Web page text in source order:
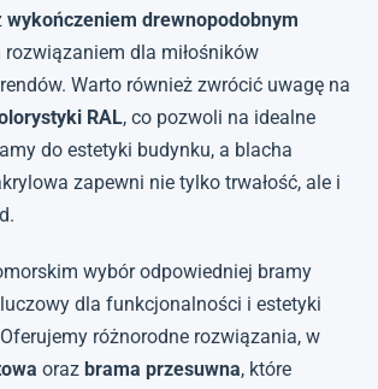
wykończeniem drewnopodobnym
dla miłośników
Warto również zwrócić uwagę na
RAL, co pozwoli na idealne
do estetyki budynku, a blacha
zapewni nie tylko trwałość, ale i
wybór odpowiedniej bramy
dla funkcjonalności i estetyki
różnorodne rozwiązania, w
oraz brama przesuwna, które